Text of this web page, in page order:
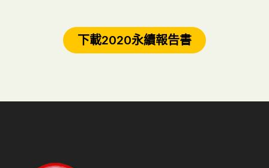
下載2020永續報告書